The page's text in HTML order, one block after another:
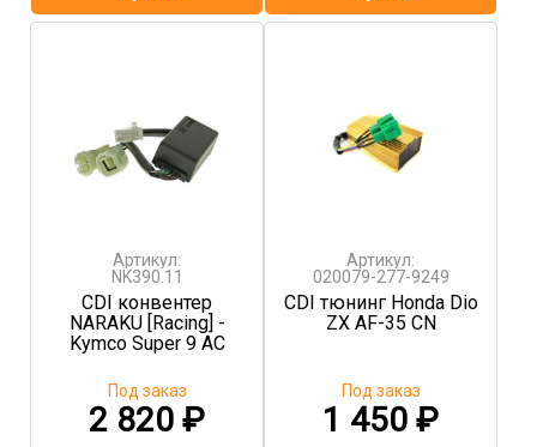
Артикул:
NK390.11
CDI конвентер
NARAKU [Racing] -
Kymco Super 9 AC
2 820 ₽
Под заказ
Артикул:
020079-277-9249
CDI тюнинг Honda Dio
ZX AF-35 CN
1 450₽
Под заказ